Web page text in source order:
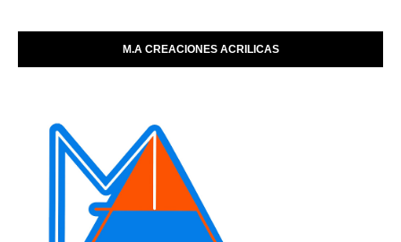
M.A CREACIONES ACRILICAS